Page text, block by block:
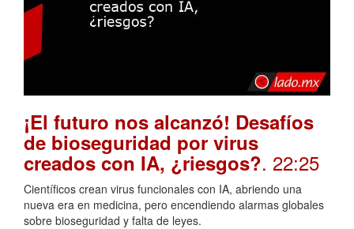
¡El futuro nos alcanzó! Desafíos
de bioseguridad por virus
creados con IA, ¿riesgos?. 22:25
Científicos crean virus funcionales con IA, abriendo una
nueva era en medicina, pero encendiendo alarmas globales
sobre bioseguridad y falta de leyes.